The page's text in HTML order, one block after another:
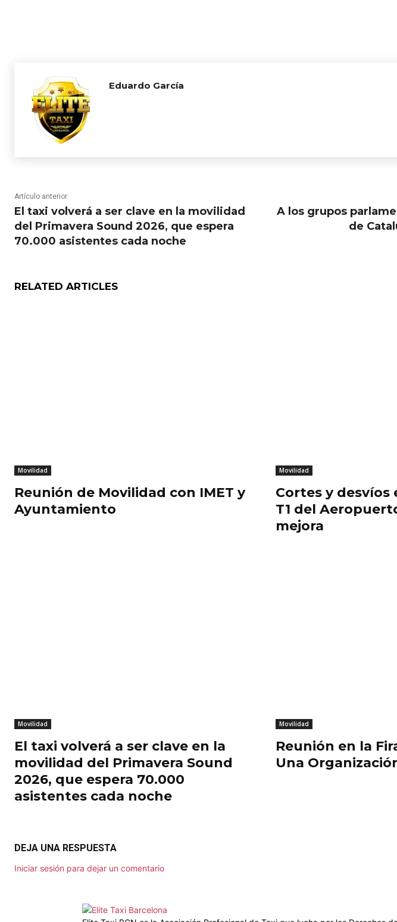
Eduardo García
Artículo anterior
El taxi volverá a ser clave en la movilidad
del Primavera Sound 2026, que espera
70.000 asistentes cada noche
A los grupos
de
RELATED ARTICLES
Movilidad
Reunión de Movilidad con IMET y
Ayuntamiento
Movilidad
Cortes y desvíos
T1 del
mejora
Movilidad
El taxi volverá a ser clave en la
movilidad del Primavera Sound
2026, que espera 70.000
asistentes cada noche
Movilidad
Reunión en la
Una
DEJA UNA RESPUESTA
Iniciar sesión para dejar un comentario